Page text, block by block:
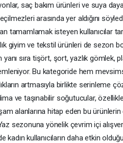
saç bakım ürünleri ve suya
arasında yer aldığını
tamamlamak isteyen kullanıcılar
giyim ve tekstil ürünleri de sezon
sıra tişört, şort, yazlık gömlek,
Bu kategoride hem
artmasıyla birlikte serinleme
ve taşınabilir soğutucular,
alanlarına hitap eden bu
sezonuna yönelik çevrim içi
kadın kullanıcıların daha etkin